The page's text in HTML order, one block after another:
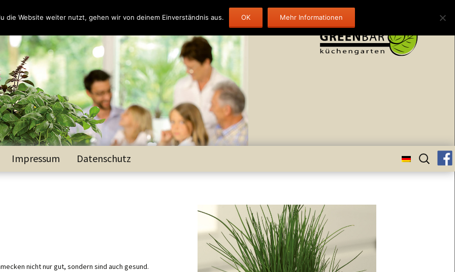
Impressum Datenschutz
Suchen
nach:
nicht nur gut, sondern sind auch gesund.
die Website weiter nutzt, gehen wir von deinem Einverständnis aus. OK Mehr Informationen